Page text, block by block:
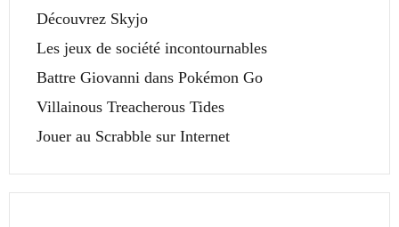
Découvrez Skyjo
Les jeux de société incontournables
Battre Giovanni dans Pokémon Go
Villainous Treacherous Tides
Jouer au Scrabble sur Internet